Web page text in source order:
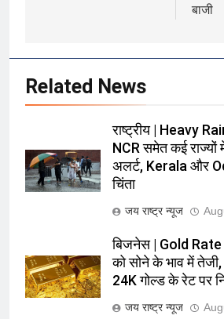
बाजी
Related News
राष्ट्रीय | Heavy
NCR समेत कई राज्यों
अलर्ट, Kerala और
चिंता
जय राष्ट्र न्यूज
बिजनेस | Gold
को सोने के भाव में
24K गोल्ड के रेट पर
जय राष्ट्र न्यूज